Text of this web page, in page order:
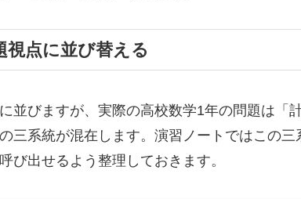
視点に並び替える
並びますが、実際の高校数学1年の問題は「
三系統が混在します。演習ノートではこの三
び出せるよう整理しておきます。